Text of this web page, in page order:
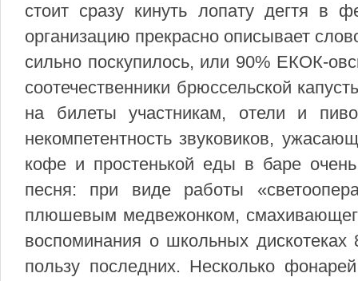
стоит сразу кинуть лопату дегтя в
организацию прекрасно описывает
сильно поскупилось, или 90% ЕКОК-
соотечественники брюссельской
на билеты участникам, отели и
некомпетентность звуковиков,
кофе и простенькой еды в баре
песня: при виде работы
плюшевым медвежонком,
воспоминания о школьных
пользу последних. Несколько